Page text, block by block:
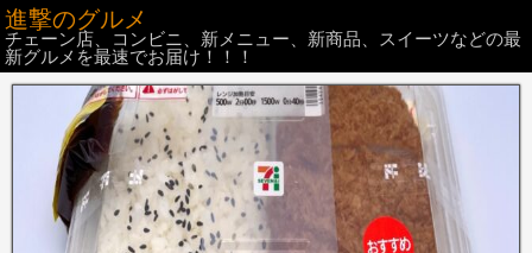
進撃のグルメ
チェーン店、コンビニ、新メニュー、新商品、スイーツなどの最
新グルメを最速でお届け！！！